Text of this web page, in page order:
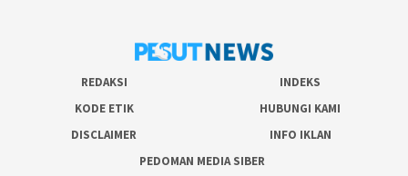
REDAKSI
INDEKS
KODE ETIK
HUBUNGI KAMI
DISCLAIMER
INFO IKLAN
PEDOMAN MEDIA SIBER